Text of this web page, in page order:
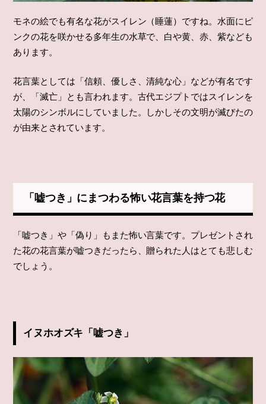
モネの絵でも有名な花がスイレン（睡蓮）ですね。水面にピ
ンクの花を咲かせる多年生の水草で、白や黄、赤、紫なども
あります。
花言葉としては「信頼、優しさ、清純な心」などが有名です
が、「滅亡」とも言われます。古代エジプトではスイレンを
太陽のシンボルにしていました。しかしその文明が滅びたの
が由来とされています。
「嘘つき」にまつわる怖い花言葉を持つ花
「嘘つき」や「偽り」もまた怖い言葉です。プレゼントされ
た花の花言葉が嘘つきだったら、贈られた人はとても悲しむ
でしょう。
イヌホオズキ「嘘つき」